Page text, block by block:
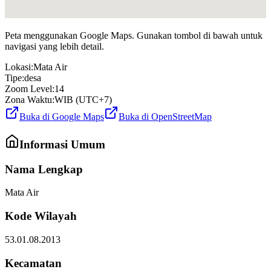
Peta menggunakan Google Maps. Gunakan tombol di bawah untuk
navigasi yang lebih detail.
Lokasi:Mata Air
Tipe:desa
Zoom Level:14
Zona Waktu:WIB (UTC+7)
Buka di Google Maps
Buka di OpenStreetMap
Informasi Umum
Nama Lengkap
Mata Air
Kode Wilayah
53.01.08.2013
Kecamatan